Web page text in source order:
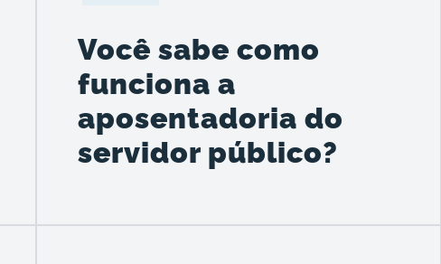
Você sabe como
funciona a
aposentadoria do
servidor público?